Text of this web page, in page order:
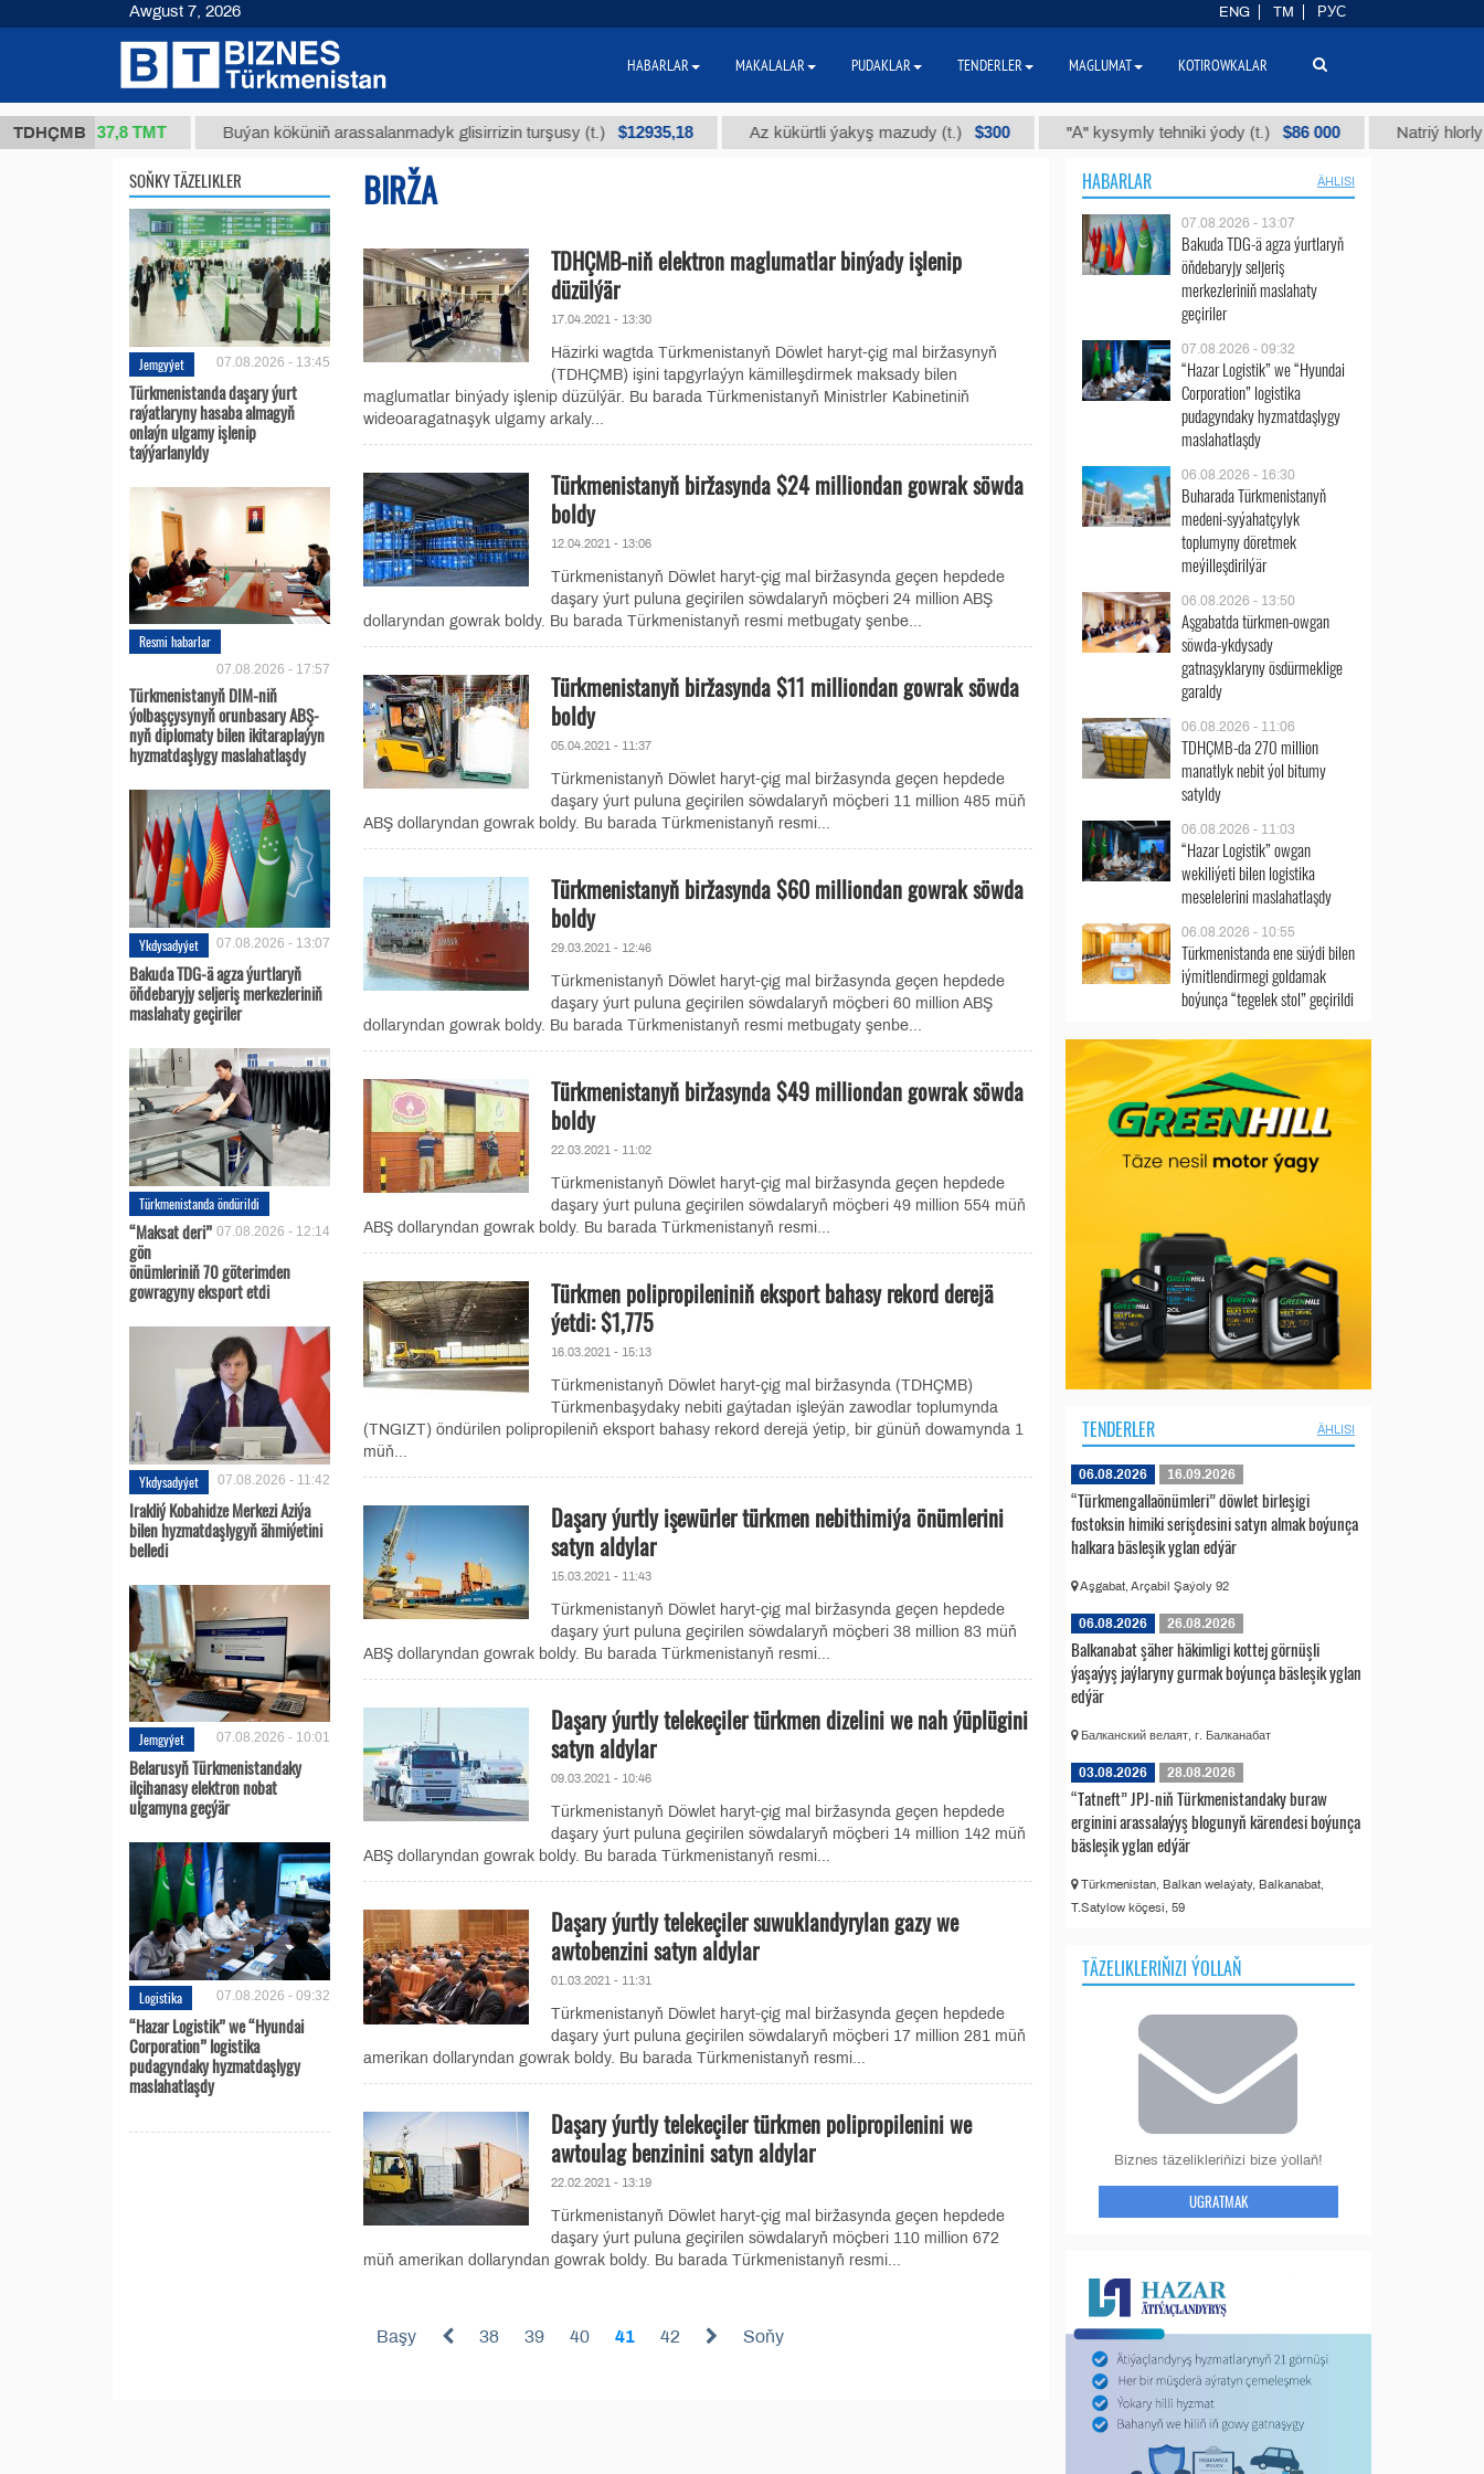
TDHÇMB
(kg.) 37,8 ТМТ Buýan köküniň arassalanmadyk glisirrizin turşusy (t.) $12935,18 Az kükürtli ýakyş mazudy (t.) $300 "А" kysymly tehniki ýody (t.) $86 000 Natriý hlorly
SOŇKY TÄZELIKLER
Jemgyýet 07.08.2026 - 13:45
Türkmenistanda daşary ýurt
raýatlaryny hasaba almagyň
onlaýn ulgamy işlenip
taýýarlanyldy
Resmi habarlar
07.08.2026 - 17:57
Türkmenistanyň DIM-niň
ýolbaşçysynyň orunbasary ABŞ-
nyň diplomaty bilen ikitaraplaýyn
hyzmatdaşlygy maslahatlaşdy
Ykdysadyýet 07.08.2026 - 13:07
Bakuda TDG-ä agza ýurtlaryň
öňdebaryjy seljeriş merkezleriniň
maslahaty geçiriler
Türkmenistanda öndürildi
07.08.2026 - 12:14
“Maksat deri”
gön
önümleriniň 70 göterimden
gowragyny eksport etdi
Ykdysadyýet 07.08.2026 - 11:42
Irakliý Kobahidze Merkezi Aziýa
bilen hyzmatdaşlygyň ähmiýetini
belledi
Jemgyýet 07.08.2026 - 10:01
Belarusyň Türkmenistandaky
ilçihanasy elektron nobat
ulgamyna geçýär
Logistika 07.08.2026 - 09:32
“Hazar Logistik” we “Hyundai
Corporation” logistika
pudagyndaky hyzmatdaşlygy
maslahatlaşdy
BIRŽA
TDHÇMB-niň elektron maglumatlar binýady işlenip
düzülýär
17.04.2021 - 13:30
Häzirki wagtda Türkmenistanyň Döwlet haryt-çig mal biržasynyň
(TDHÇMB) işini tapgyrlaýyn kämilleşdirmek maksady bilen
maglumatlar binýady işlenip düzülýär. Bu barada Türkmenistanyň Ministrler Kabinetiniň
wideoaragatnaşyk ulgamy arkaly...
Türkmenistanyň biržasynda $24 milliondan gowrak söwda
boldy
12.04.2021 - 13:06
Türkmenistanyň Döwlet haryt-çig mal biržasynda geçen hepdede
daşary ýurt puluna geçirilen söwdalaryň möçberi 24 million ABŞ
dollaryndan gowrak boldy. Bu barada Türkmenistanyň resmi metbugaty şenbe...
Türkmenistanyň biržasynda $11 milliondan gowrak söwda
boldy
05.04.2021 - 11:37
Türkmenistanyň Döwlet haryt-çig mal biržasynda geçen hepdede
daşary ýurt puluna geçirilen söwdalaryň möçberi 11 million 485 müň
ABŞ dollaryndan gowrak boldy. Bu barada Türkmenistanyň resmi...
Türkmenistanyň biržasynda $60 milliondan gowrak söwda
boldy
29.03.2021 - 12:46
Türkmenistanyň Döwlet haryt-çig mal biržasynda geçen hepdede
daşary ýurt puluna geçirilen söwdalaryň möçberi 60 million ABŞ
dollaryndan gowrak boldy. Bu barada Türkmenistanyň resmi metbugaty şenbe...
Türkmenistanyň biržasynda $49 milliondan gowrak söwda
boldy
22.03.2021 - 11:02
Türkmenistanyň Döwlet haryt-çig mal biržasynda geçen hepdede
daşary ýurt puluna geçirilen söwdalaryň möçberi 49 million 554 müň
ABŞ dollaryndan gowrak boldy. Bu barada Türkmenistanyň resmi...
Türkmen polipropileniniň eksport bahasy rekord derejä
ýetdi: $1,775
16.03.2021 - 15:13
Türkmenistanyň Döwlet haryt-çig mal biržasynda (TDHÇMB)
Türkmenbaşydaky nebiti gaýtadan işleýän zawodlar toplumynda
(TNGIZT) öndürilen polipropileniň eksport bahasy rekord derejä ýetip, bir günüň dowamynda 1
müň...
Daşary ýurtly işewürler türkmen nebithimiýa önümlerini
satyn aldylar
15.03.2021 - 11:43
Türkmenistanyň Döwlet haryt-çig mal biržasynda geçen hepdede
daşary ýurt puluna geçirilen söwdalaryň möçberi 38 million 83 müň
ABŞ dollaryndan gowrak boldy. Bu barada Türkmenistanyň resmi...
Daşary ýurtly telekeçiler türkmen dizelini we nah ýüplügini
satyn aldylar
09.03.2021 - 10:46
Türkmenistanyň Döwlet haryt-çig mal biržasynda geçen hepdede
daşary ýurt puluna geçirilen söwdalaryň möçberi 14 million 142 müň
ABŞ dollaryndan gowrak boldy. Bu barada Türkmenistanyň resmi...
Daşary ýurtly telekeçiler suwuklandyrylan gazy we
awtobenzini satyn aldylar
01.03.2021 - 11:31
Türkmenistanyň Döwlet haryt-çig mal biržasynda geçen hepdede
daşary ýurt puluna geçirilen söwdalaryň möçberi 17 million 281 müň
amerikan dollaryndan gowrak boldy. Bu barada Türkmenistanyň resmi...
Daşary ýurtly telekeçiler türkmen polipropilenini we
awtoulag benzinini satyn aldylar
22.02.2021 - 13:19
Türkmenistanyň Döwlet haryt-çig mal biržasynda geçen hepdede
daşary ýurt puluna geçirilen söwdalaryň möçberi 110 million 672
müň amerikan dollaryndan gowrak boldy. Bu barada Türkmenistanyň resmi...
Başy 38 39 40 41 42 Soňy
HABARLAR ÄHLISI
07.08.2026 - 13:07
Bakuda TDG-ä agza ýurtlaryň
öňdebaryjy seljeriş
merkezleriniň maslahaty
geçiriler
07.08.2026 - 09:32
“Hazar Logistik” we “Hyundai
Corporation” logistika
pudagyndaky hyzmatdaşlygy
maslahatlaşdy
06.08.2026 - 16:30
Buharada Türkmenistanyň
medeni-syýahatçylyk
toplumyny döretmek
meýilleşdirilýär
06.08.2026 - 13:50
Aşgabatda türkmen-owgan
söwda-ykdysady
gatnaşyklaryny ösdürmeklige
garaldy
06.08.2026 - 11:06
TDHÇMB-da 270 million
manatlyk nebit ýol bitumy
satyldy
06.08.2026 - 11:03
“Hazar Logistik” owgan
wekiliýeti bilen logistika
meselelerini maslahatlaşdy
06.08.2026 - 10:55
Türkmenistanda ene süýdi bilen
iýmitlendirmegi goldamak
boýunça “tegelek stol” geçirildi
TENDERLER ÄHLISI
06.08.2026 16.09.2026
“Türkmengallaönümleri” döwlet birleşigi
fostoksin himiki serişdesini satyn almak boýunça
halkara bäsleşik yglan edýär
Aşgabat, Arçabil Şaýoly 92
06.08.2026 26.08.2026
Balkanabat şäher häkimligi kottej görnüşli
ýaşaýyş jaýlaryny gurmak boýunça bäsleşik yglan
edýär
Балканский велаят, г. Балканабат
03.08.2026 28.08.2026
“Tatneft” JPJ-niň Türkmenistandaky buraw
erginini arassalaýyş blogunyň kärendesi boýunça
bäsleşik yglan edýär
Türkmenistan, Balkan welaýaty, Balkanabat,
T.Satylow köçesi, 59
TÄZELIKLERIŇIZI ÝOLLAŇ
Biznes täzelikleriňizi bize ýollaň!
UGRATMAK
Awgust 7, 2026 ENG TM РУС
HABARLAR MAKALALAR PUDAKLAR TENDERLER MAGLUMAT KOTIROWKALAR